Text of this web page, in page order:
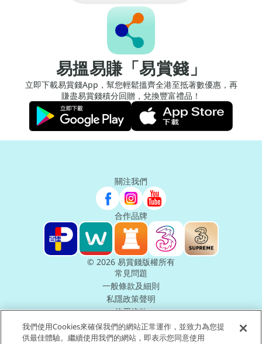
易搵易賺「易賞錢」
立即下載易賞錢App，幫您輕鬆搵齊全港至抵著數優惠，再
賺盡易賞錢積分回贈，兌換豐富禮品！
合作品牌
© 2026 易賞錢版權所有
常見問題
一般條款及細則
私隱政策聲明
使用條款
無障礙聲明
關注我們
我們使用Cookies來確保我們的網站正常運作，並致力為您提
供最佳體驗。繼續使用我們的網站，即表示您同意使用